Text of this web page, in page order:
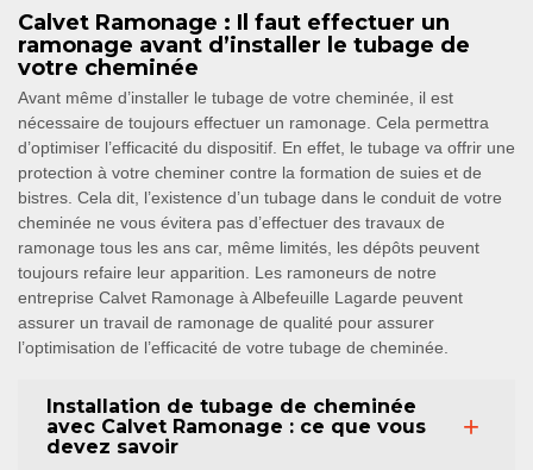
Calvet Ramonage : Il faut effectuer un
ramonage avant d’installer le tubage de
votre cheminée
Avant même d’installer le tubage de votre cheminée, il est
nécessaire de toujours effectuer un ramonage. Cela permettra
d’optimiser l’efficacité du dispositif. En effet, le tubage va offrir une
protection à votre cheminer contre la formation de suies et de
bistres. Cela dit, l’existence d’un tubage dans le conduit de votre
cheminée ne vous évitera pas d’effectuer des travaux de
ramonage tous les ans car, même limités, les dépôts peuvent
toujours refaire leur apparition. Les ramoneurs de notre
entreprise Calvet Ramonage à Albefeuille Lagarde peuvent
assurer un travail de ramonage de qualité pour assurer
l’optimisation de l’efficacité de votre tubage de cheminée.
Installation de tubage de cheminée
avec Calvet Ramonage : ce que vous
devez savoir